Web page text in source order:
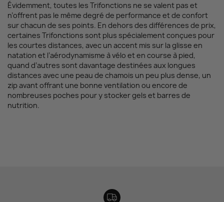
Évidemment, toutes les Trifonctions ne se valent pas et
n’offrent pas le même degré de performance et de confort
sur chacun de ses points. En dehors des différences de prix,
certaines Trifonctions sont plus spécialement conçues pour
les courtes distances, avec un accent mis sur la glisse en
natation et l’aérodynamisme à vélo et en course à pied,
quand d’autres sont davantage destinées aux longues
distances avec une peau de chamois un peu plus dense, un
zip avant offrant une bonne ventilation ou encore de
nombreuses poches pour y stocker gels et barres de
nutrition.